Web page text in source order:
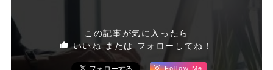
この記事が気に入ったら
いいね または フォローしてね！
Follow Me